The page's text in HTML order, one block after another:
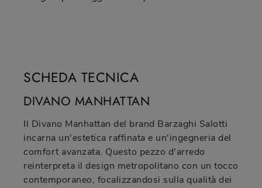
SCHEDA TECNICA
DIVANO MANHATTAN
Il Divano Manhattan del brand Barzaghi Salotti
incarna un'estetica raffinata e un'ingegneria del
comfort avanzata. Questo pezzo d'arredo
reinterpreta il design metropolitano con un tocco
contemporaneo, focalizzandosi sulla qualità dei